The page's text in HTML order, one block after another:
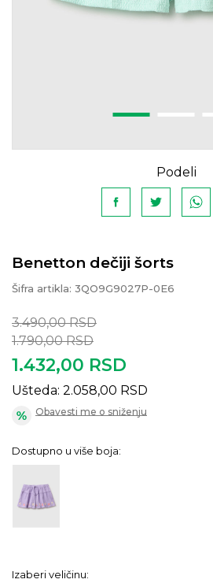
Podeli
Benetton dečiji šorts
Šifra artikla: 3QO9G9027P-0E6
3.490,00 RSD
1.790,00 RSD
1.432,00 RSD
Ušteda: 2.058,00 RSD
Obavesti me o sniženju
Dostupno u više boja:
Izaberi veličinu: